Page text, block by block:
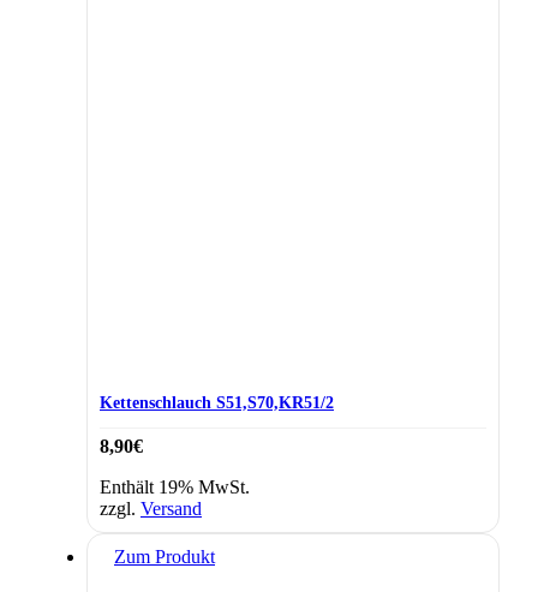
Kettenschlauch S51,S70,KR51/2
8,90€
Enthält 19% MwSt.
zzgl. Versand
Zum Produkt